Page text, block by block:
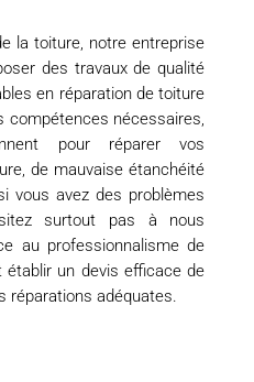
la toiture, notre entreprise
des travaux de qualité
en réparation de toiture
compétences nécessaires,
pour réparer vos
de mauvaise étanchéité
vous avez des problèmes
surtout pas à nous
au professionnalisme de
établir un devis efficace de
réparations adéquates.